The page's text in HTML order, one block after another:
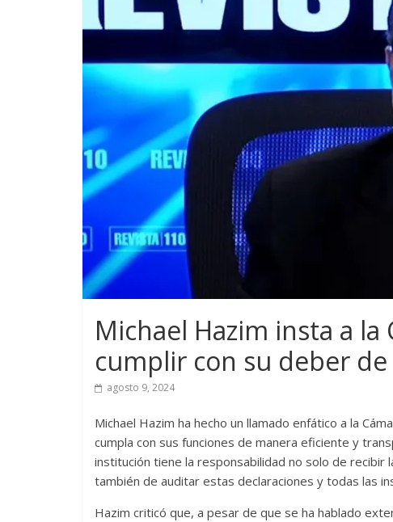
Michael Hazim insta a la
cumplir con su deber
agosto 9, 2024
Michael Hazim ha hecho un llamado enfático a la
cumpla con sus funciones de manera eficiente y
institución tiene la responsabilidad no solo de recibir
también de auditar estas declaraciones y todas las
Hazim criticó que, a pesar de que se ha hablado